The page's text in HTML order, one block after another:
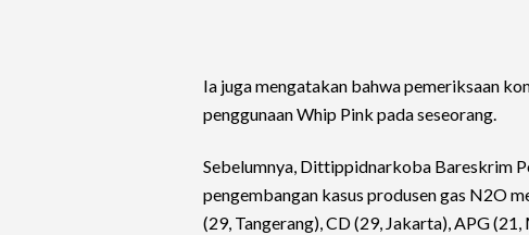
Ia juga mengatakan bahwa pemeriksaan
penggunaan Whip Pink pada seseorang.
Sebelumnya, Dittippidnarkoba Bareskrim
pengembangan kasus produsen gas N2O
(29, Tangerang), CD (29, Jakarta), APG